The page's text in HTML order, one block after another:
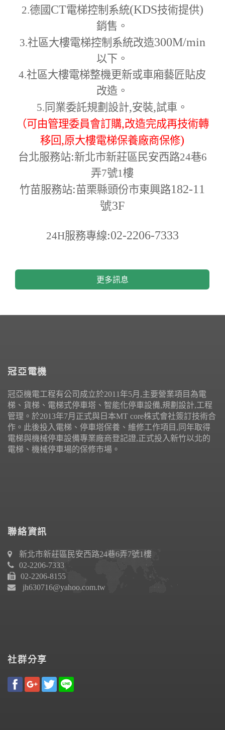
2.德國 CT電梯控制系統(KDS技術提供)
銷售。
3.社區大樓電梯控制系統改造300M/min
以下。
4.社區大樓電梯整機更新或車廂藝匠貼皮
改造。
5. 同業委託規劃設計,安裝,試車。
（可由管理委員會訂購,改造完成再技術轉
移回,原大樓電梯保養廠商保修)
台北服務站:新北市新莊區民安西路24巷6
弄7號1樓
竹苗服務站:苗栗縣頭份市東興路182-11
號3F
24H服務專線:02-2206-7333
更多訊息
冠亞電機
冠亞機電工程有公司成立於2011年5月,主要營業項目為電
梯、貨梯、電梯式停車塔、智能化停車設備,規劃設計,工程
管理。於2013年7月正式與日本MT core株式會社簽訂技術合
作。此後投入電梯、停車塔保養、維修工作項目,同年取得
電梯與機械停車設備專業廠商登記證,正式投入新竹以北的
電梯、機械停車場的保修市場。
聯絡資訊
新北市新莊區民安西路24巷6弄7號1樓
02-2206-7333
02-2206-8155
jh630716@yahoo.com.tw
社群分享